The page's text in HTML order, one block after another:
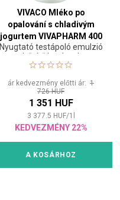
VIVACO Mléko po
opalování s chladivým
jogurtem VIVAPHARM 400
ml
Nyugtató testápoló emulzió
hűsítő hatással
ár kedvezmény előtti ár: 1
726 HUF
1 351 HUF
3 377.5 HUF/1
KEDVEZMÉNY 22%
A KOSÁRHOZ